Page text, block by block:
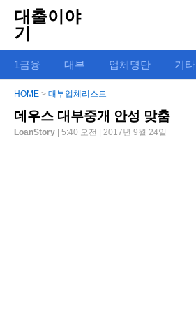
대출이야
기
1금융 대부 업체명단 기타
HOME > 대부업체리스트
데우스 대부중개 안성 맞춤
LoanStory | 5:40 오전 | 2017년 9월 24일